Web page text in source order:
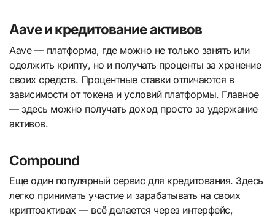
Aave и кредитование активов
Aave — платформа, где можно не только занять или
одолжить крипту, но и получать проценты за хранение
своих средств. Процентные ставки отличаются в
зависимости от токена и условий платформы. Главное
— здесь можно получать доход просто за удержание
активов.
Compound
Еще один популярный сервис для кредитования. Здесь
легко принимать участие и зарабатывать на своих
криптоактивах — всё делается через интерфейс,